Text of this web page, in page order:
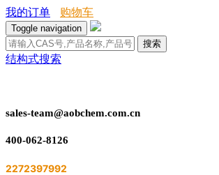
我的订单 购物车
Toggle navigation
搜索
结构式搜索
sales-team@aobchem.com.cn
400-062-8126
2272397992